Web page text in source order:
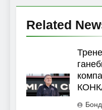
Related